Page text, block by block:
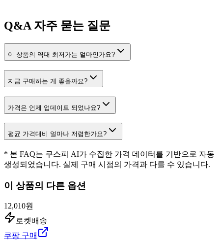
Q&A자주 묻는 질문
이 상품의 역대 최저가는 얼마인가요?
지금 구매하는 게 좋을까요?
가격은 언제 업데이트 되었나요?
평균 가격대비 얼마나 저렴한가요?
* 본 FAQ는 쿠스피 AI가 수집한 가격 데이터를 기반으로 자동
생성되었습니다. 실제 구매 시점의 가격과 다를 수 있습니다.
이 상품의 다른 옵션
12,010원
로켓배송
쿠팡 구매